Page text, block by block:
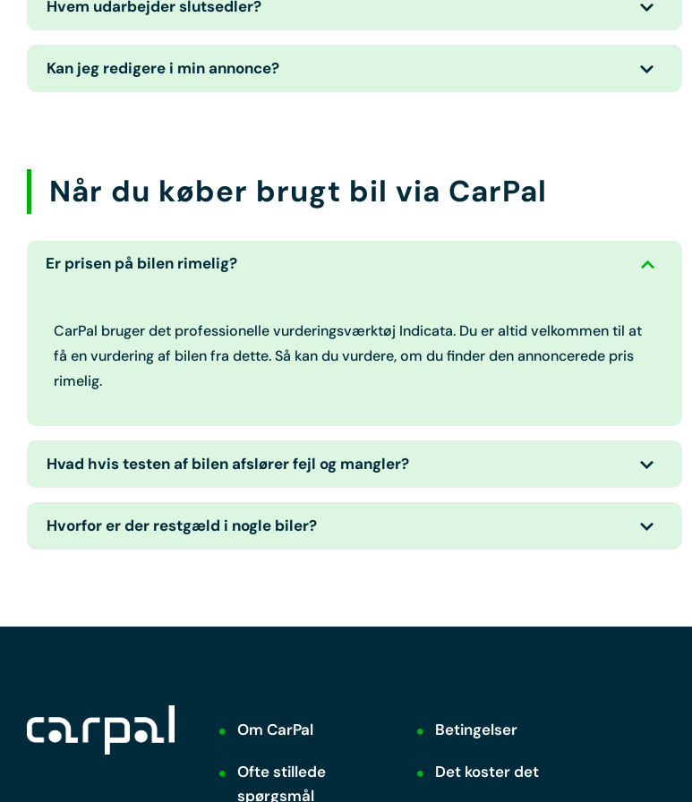
Hvem udarbejder slutsedler?
Kan jeg redigere i min annonce?
Når du køber brugt bil via CarPal
Er prisen på bilen rimelig?
CarPal bruger det professionelle vurderingsværktøj Indicata. Du er altid velkommen til at
få en vurdering af bilen fra dette. Så kan du vurdere, om du finder den annoncerede pris
rimelig.
Hvad hvis testen af bilen afslører fejl og mangler?
Hvorfor er der restgæld i nogle biler?
Om CarPal Betingelser
Ofte stillede
spørgsmål
Det koster det